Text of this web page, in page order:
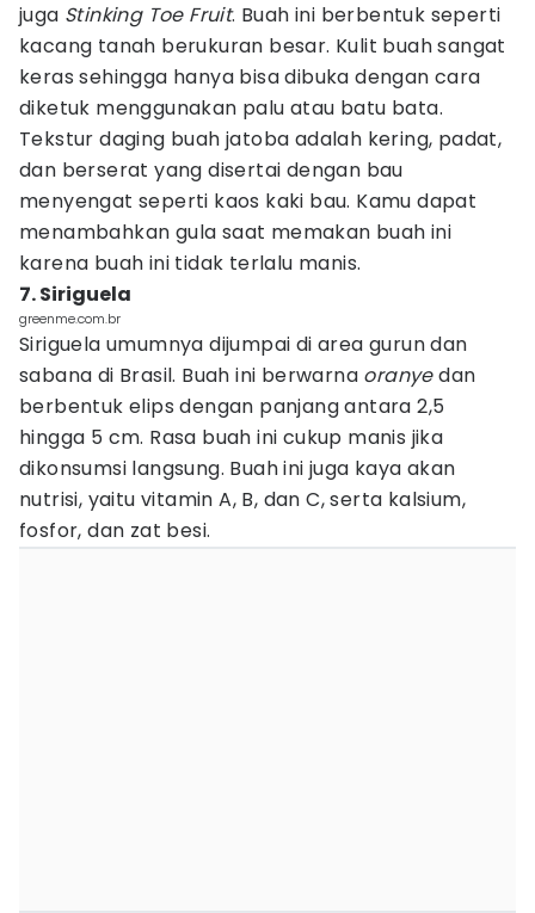
juga Stinking Toe Fruit. Buah ini berbentuk seperti
kacang tanah berukuran besar. Kulit buah sangat
keras sehingga hanya bisa dibuka dengan cara
diketuk menggunakan palu atau batu bata.
Tekstur daging buah jatoba adalah kering, padat,
dan berserat yang disertai dengan bau
menyengat seperti kaos kaki bau. Kamu dapat
menambahkan gula saat memakan buah ini
karena buah ini tidak terlalu manis.
7. Siriguela
greenme.com.br
Siriguela umumnya dijumpai di area gurun dan
sabana di Brasil. Buah ini berwarna oranyedan
berbentuk elips dengan panjang antara 2,5
hingga 5 cm. Rasa buah ini cukup manis jika
dikonsumsi langsung. Buah ini juga kaya akan
nutrisi, yaitu vitamin A, B, dan C, serta kalsium,
fosfor, dan zat besi.